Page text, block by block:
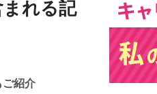
れる記
ご紹介